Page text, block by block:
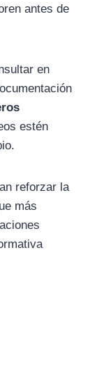
antes de
en
estén
reforzar la
más